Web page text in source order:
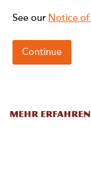
MEHR ERFAHREN